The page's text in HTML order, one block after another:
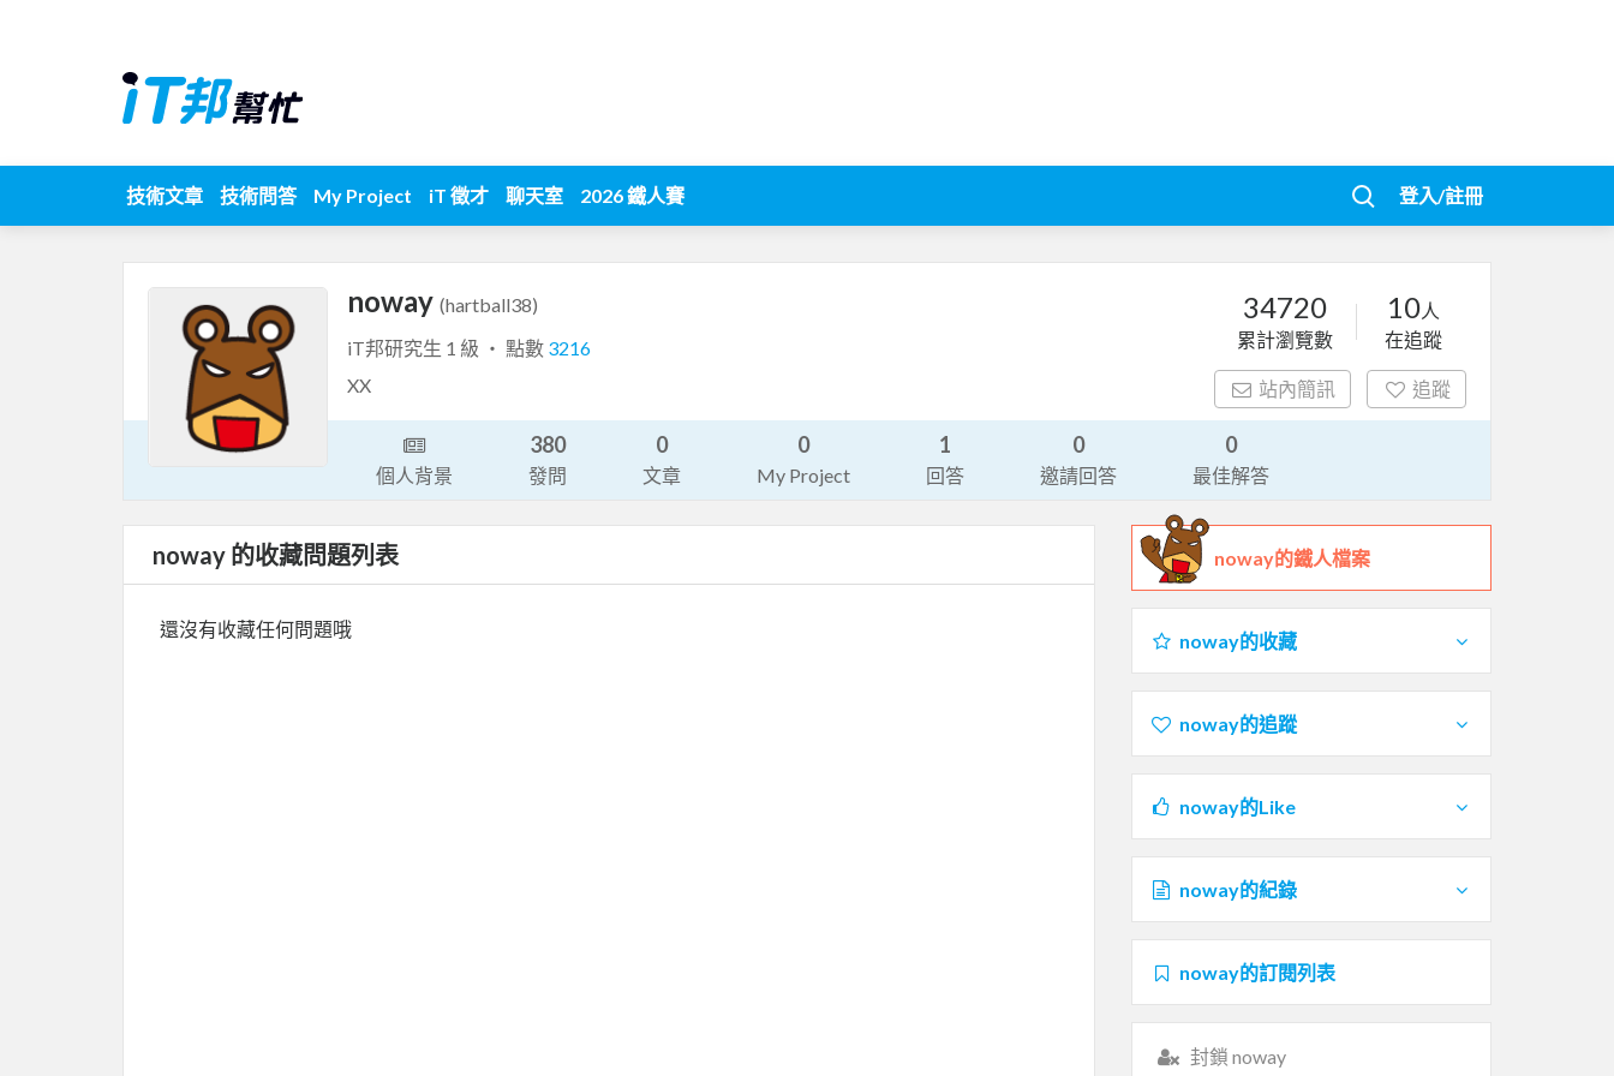
技術文章 技術問答 My Project iT 徵才 聊天室 2026 鐵人賽 登入/註冊
noway (hartball38)
iT邦研究生 1 級 ‧ 點數 3216
XX
34720
累計瀏覽數
10人
在追蹤
站內簡訊 追蹤
個人背景
380
發問
0
文章
0
My Project
1
回答
0
邀請回答
0
最佳解答
noway 的收藏問題列表
還沒有收藏任何問題哦
noway的鐵人檔案
noway的收藏
noway的追蹤
noway的Like
noway的紀錄
noway的訂閱列表
封鎖 noway